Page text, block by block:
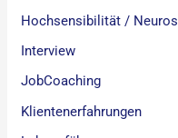
Hochsensibilität /
Interview
JobCoaching
Klientenerfahrungen